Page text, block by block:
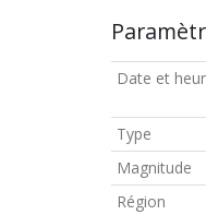
Date et
Type
Magnitude
Région